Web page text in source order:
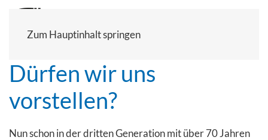
Zum Hauptinhalt springen
Dürfen wir uns
vorstellen?
Nun schon in der dritten Generation mit über 70 Jahren